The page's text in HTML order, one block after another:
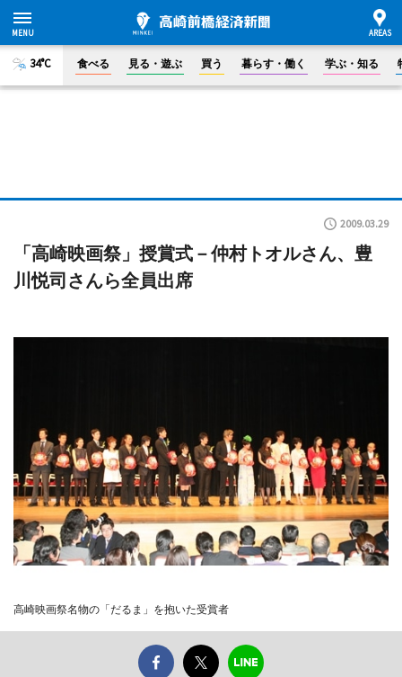
34°C 食べる 見る・遊ぶ 買う 暮らす・働く 学ぶ・知る
2009.03.29
「高崎映画祭」授賞式－仲村トオルさん、豊
川悦司さんら全員出席
高崎映画祭名物の「だるま」を抱いた受賞者